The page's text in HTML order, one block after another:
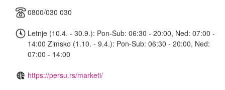
0800/030 030
Letnje (10.4. - 30.9.): Pon-Sub: 06:30 - 20:00, Ned: 07:00 -
14:00 Zimsko (1.10. - 9.4.): Pon-Sub: 06:30 - 20:00, Ned:
07:00 - 14:00
https://persu.rs/marketi/